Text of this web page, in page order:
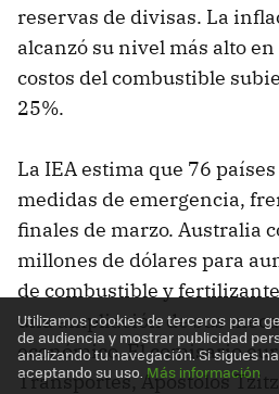
reservas de divisas. La
alcanzó su nivel más alto
costos del combustible
25%.
La IEA estima que 76
medidas de emergencia,
finales de marzo. Australia
millones de dólares para
de combustible y
una ampliación de sus
económico. El comisario
Transportes, Apostolos
Utilizamos cookies de terceros para
de audiencia y mostrar publicidad
analizando tu navegación. Si sigues
aceptando su uso. Más información